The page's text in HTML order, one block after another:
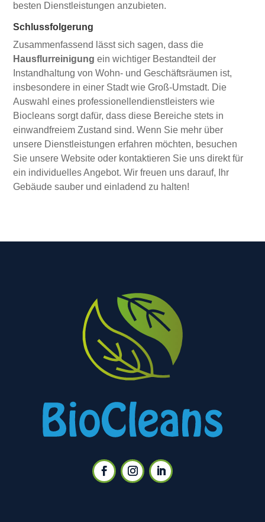
besten Dienstleistungen anzubieten.
Schlussfolgerung
Zusammenfassend lässt sich sagen, dass die
Hausflurreinigung ein wichtiger Bestandteil der
Instandhaltung von Wohn- und Geschäftsräumen ist,
insbesondere in einer Stadt wie Groß-Umstadt. Die
Auswahl eines professionellendienstleisters wie
Biocleans sorgt dafür, dass diese Bereiche stets in
einwandfreiem Zustand sind. Wenn Sie mehr über
unsere Dienstleistungen erfahren möchten, besuchen
Sie unsere Website oder kontaktieren Sie uns direkt für
ein individuelles Angebot. Wir freuen uns darauf, Ihr
Gebäude sauber und einladend zu halten!